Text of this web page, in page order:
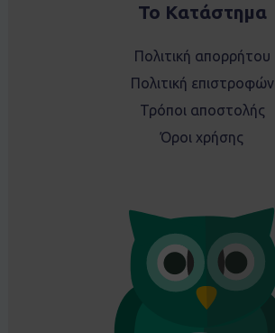
Το Κατάστημα
Πολιτική απορρήτου
Πολιτική επιστροφών
Τρόποι αποστολής
Όροι χρήσης